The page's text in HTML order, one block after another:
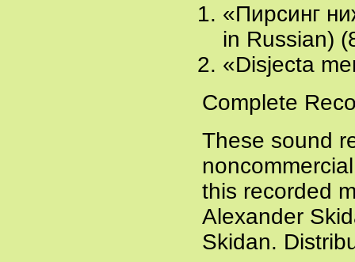
«Пирсинг
in Russian)
«Disjecta
Complete
These sound
this recorded
Alexander
Skidan.